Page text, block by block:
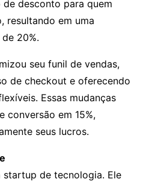
desconto para quem
resultando em uma
20%.
seu funil de vendas,
de checkout e oferecendo
Essas mudanças
conversão em 15%,
seus lucros.
startup de tecnologia. Ele